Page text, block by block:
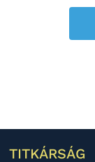
TITKÁRSÁG